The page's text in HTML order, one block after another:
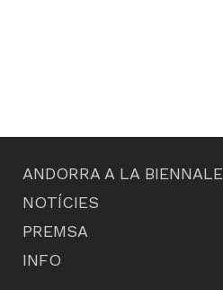
ANDORRA A LA BIENNALE
NOTÍCIES
PREMSA
INFO